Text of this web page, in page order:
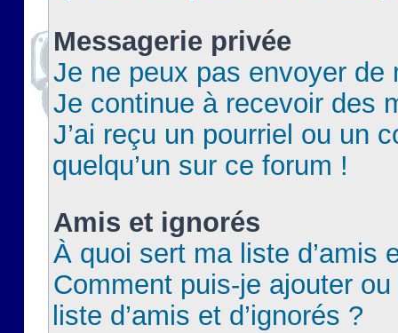
Messagerie privée
Je ne peux pas envoyer de
Je continue à recevoir des
J’ai reçu un pourriel ou un
quelqu’un sur ce forum !
Amis et ignorés
À quoi sert ma liste d’amis
Comment puis-je ajouter
liste d’amis et d’ignorés ?